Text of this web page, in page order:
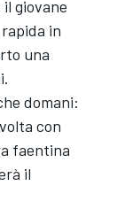
giovane
in
una
domani:
con
faentina
il